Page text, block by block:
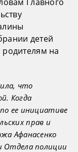
детей
родителям на
что
Когда
ее инициативе
прав и
Афанасенко
Отдела полиции